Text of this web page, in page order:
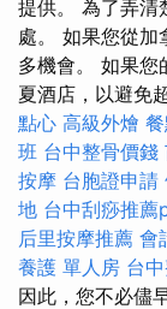
提供。 為了弄清
處。 如果您從加
多機會。 如果您
夏酒店，以避免
點心 高級外燴
班 台中整骨價錢
按摩 台胞證申請
地 台中刮痧推薦
后里按摩推薦 會
養護 單人房 台
因此，您不必儘